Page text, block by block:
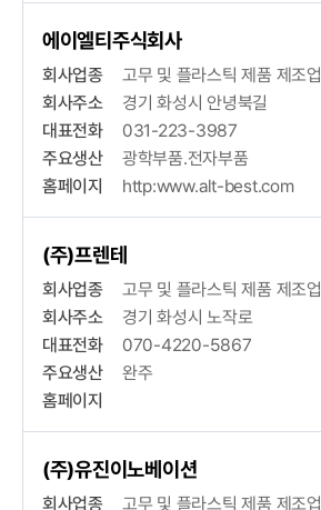
에이엘티주식회사
회사업종
고무 및 플라스틱 제품 제조업
회사주소
경기 화성시 안녕북길
대표전화
031-223-3987
주요생산
광학부품.전자부품
홈페이지
http:www.alt-best.com
(주)프렌테
회사업종
고무 및 플라스틱 제품 제조업
회사주소
경기 화성시 노작로
대표전화
070-4220-5867
주요생산
완주
홈페이지
(주)유진이노베이션
회사업종
고무 및 플라스틱 제품 제조업